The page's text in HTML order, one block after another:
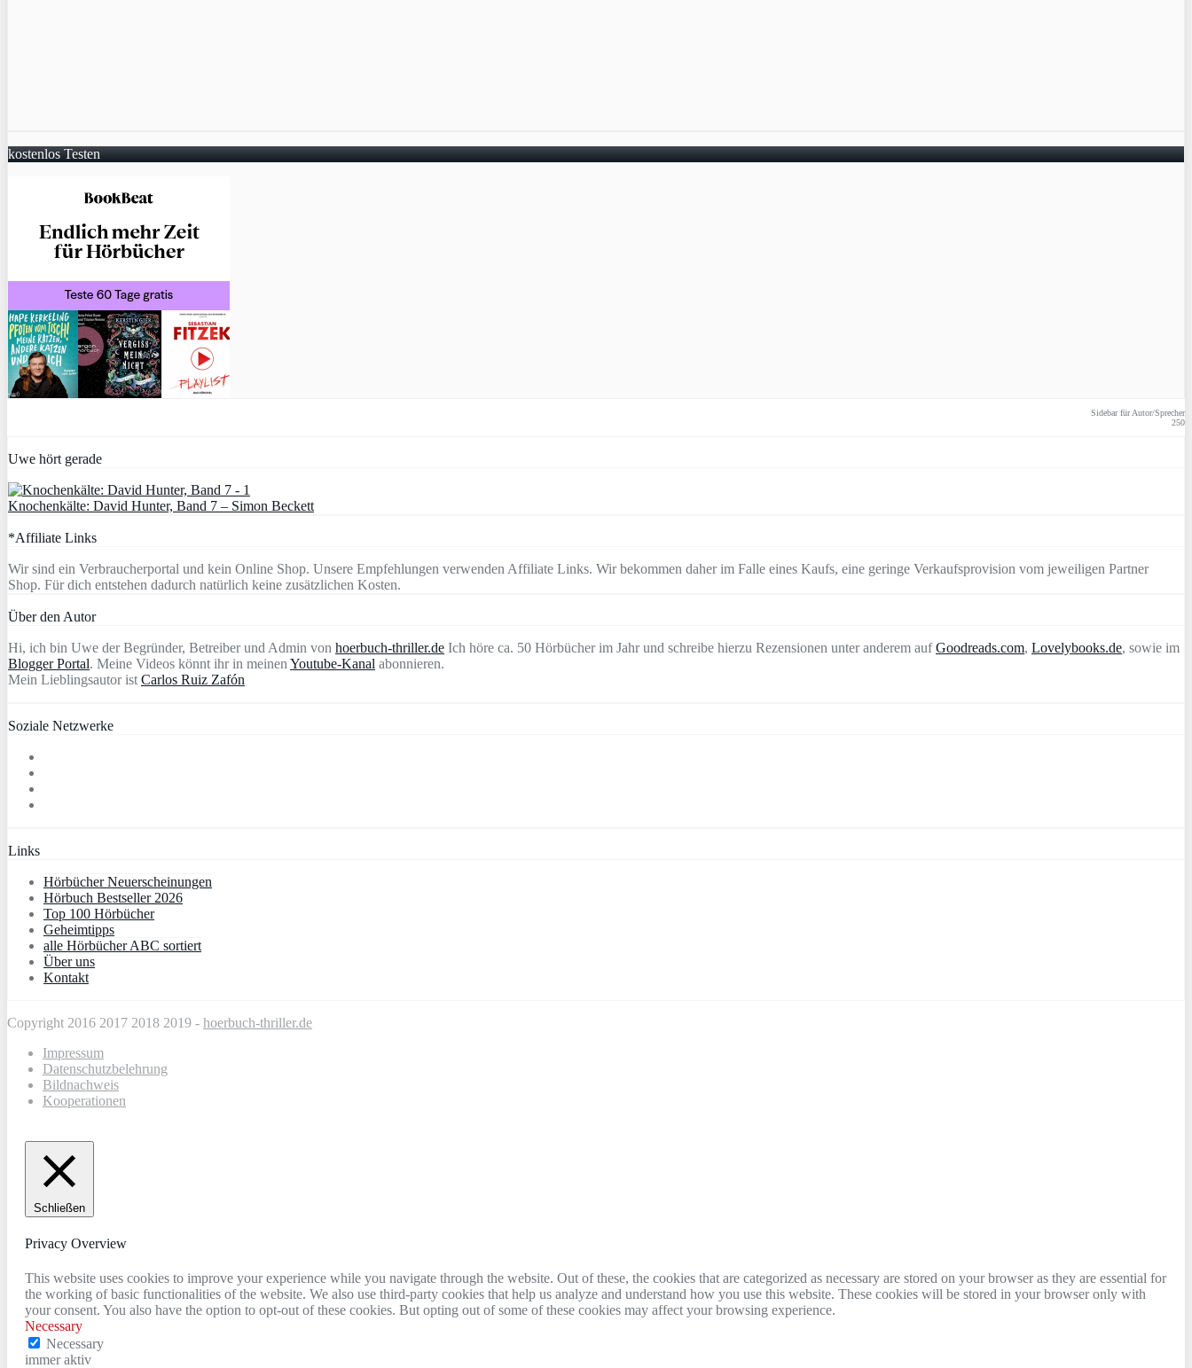
kostenlos Testen
Sidebar für Autor/Sprecher
250
Uwe hört gerade
Knochenkälte: David Hunter, Band 7 – Simon Beckett
*Affiliate Links
Wir sind ein Verbraucherportal und kein Online Shop. Unsere Empfehlungen verwenden Affiliate Links. Wir bekommen daher im Falle eines Kaufs, eine geringe Verkaufsprovision vom jeweiligen Partner
Shop. Für dich entstehen dadurch natürlich keine zusätzlichen Kosten.
Über den Autor
Hi, ich bin Uwe der Begründer, Betreiber und Admin von hoerbuch-thriller.de Ich höre ca. 50 Hörbücher im Jahr und schreibe hierzu Rezensionen unter anderem aufGoodreads.com, Lovelybooks.de, sowie im
Blogger Portal. Meine Videos könnt ihr in meinen Youtube-Kanal abonnieren.
Mein Lieblingsautor ist Carlos Ruiz Zafón
Soziale Netzwerke
Links
Hörbücher Neuerscheinungen
Hörbuch Bestseller 2026
Top 100 Hörbücher
Geheimtipps
alle Hörbücher ABC sortiert
Über uns
Kontakt
Copyright 2016 2017 2018 2019 - hoerbuch-thriller.de
Impressum
Datenschutzbelehrung
Bildnachweis
Kooperationen
Schließen
Privacy Overview
This website uses cookies to improve your experience while you navigate through the website. Out of these, the cookies that are categorized as necessary are stored on your browser as they are essential for
the working of basic functionalities of the website. We also use third-party cookies that help us analyze and understand how you use this website. These cookies will be stored in your browser only with
your consent. You also have the option to opt-out of these cookies. But opting out of some of these cookies may affect your browsing experience.
Necessary
Necessary
immer aktiv